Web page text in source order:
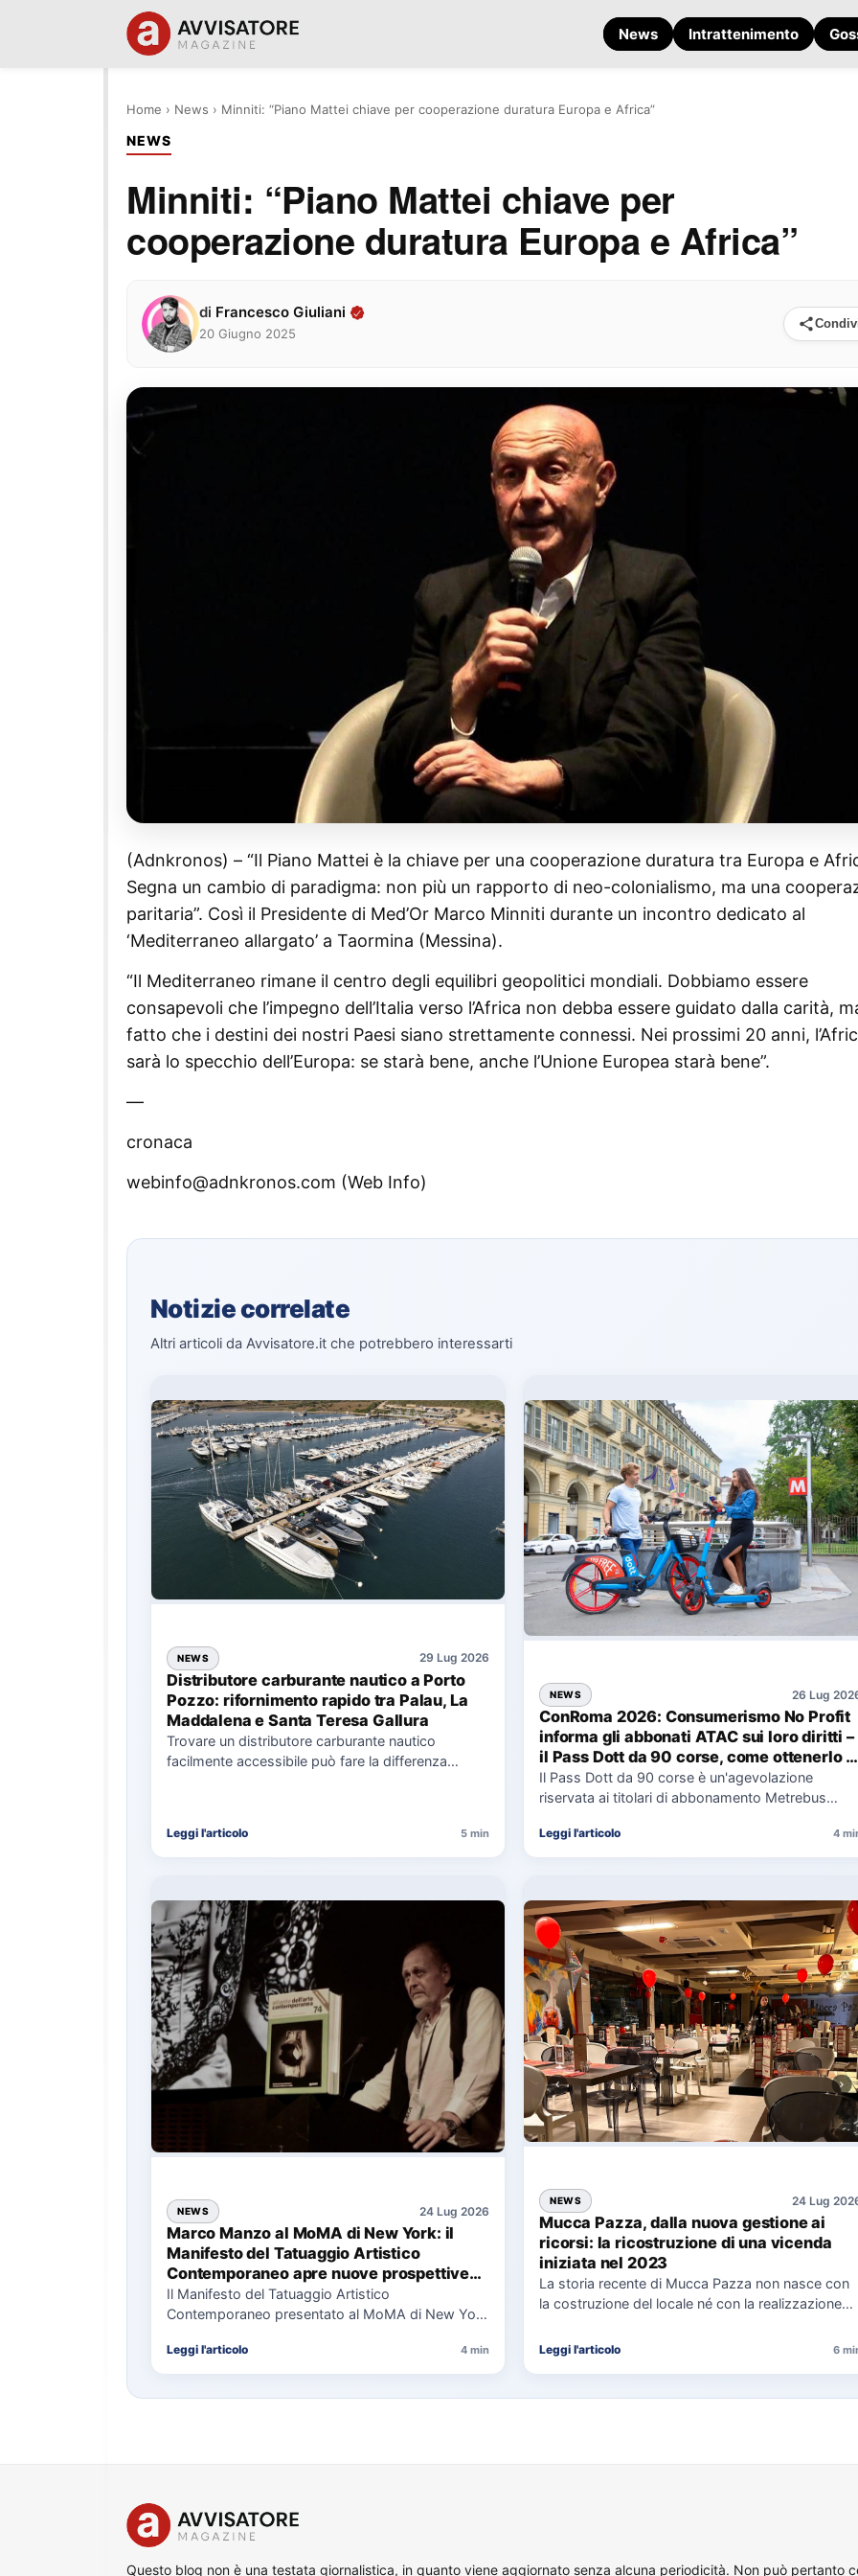
News Intrattenimento
Home › News › Minniti: “Piano Mattei chiave per cooperazione duratura Europa e Africa”
NEWS
Minniti: “Piano Mattei chiave per
cooperazione duratura Europa e Africa”
di Francesco Giuliani
20 Giugno 2025
(Adnkronos) – “Il Piano Mattei è la chiave per una cooperazione duratura tra Europa e
Segna un cambio di paradigma: non più un rapporto di neo-colonialismo, ma una
paritaria”. Così il Presidente di Med’Or Marco Minniti durante un incontro dedicato al
‘Mediterraneo allargato’ a Taormina (Messina).
“Il Mediterraneo rimane il centro degli equilibri geopolitici mondiali. Dobbiamo essere
consapevoli che l’impegno dell’Italia verso l’Africa non debba essere guidato dalla carità,
fatto che i destini dei nostri Paesi siano strettamente connessi. Nei prossimi 20 anni,
sarà lo specchio dell’Europa: se starà bene, anche l’Unione Europea starà bene”.
—
cronaca
webinfo@adnkronos.com (Web Info)
Notizie correlate
Altri articoli da Avvisatore.it che potrebbero interessarti
NEWS 29 Lug 2026
Distributore carburante nautico a Porto
Pozzo: rifornimento rapido tra Palau, La
Maddalena e Santa Teresa Gallura
Trovare un distributore carburante nautico
facilmente accessibile può fare la differenza
Leggi l'articolo 5 min
NEWS 26 Lug
ConRoma 2026: Consumerismo No Profit
informa gli abbonati ATAC sui loro diritti –
il Pass Dott da 90 corse, come ottenerlo e
cosa spetta in caso di disservizi
Il Pass Dott da 90 corse è un'agevolazione
riservata ai titolari di abbonamento Metrebus
Leggi l'articolo 4
NEWS 24 Lug 2026
Marco Manzo al MoMA di New York: il
Manifesto del Tatuaggio Artistico
Contemporaneo apre nuove prospettive
per il collezionismo
Il Manifesto del Tatuaggio Artistico
Contemporaneo presentato al MoMA di New York
Leggi l'articolo 4 min
NEWS 24 Lug
Mucca Pazza, dalla nuova gestione ai
ricorsi: la ricostruzione di una vicenda
iniziata nel 2023
La storia recente di Mucca Pazza non nasce con
la costruzione del locale né con la realizzazione
Leggi l'articolo 6
Questo blog non è una testata giornalistica, in quanto viene aggiornato senza alcuna periodicità. Non può pertanto